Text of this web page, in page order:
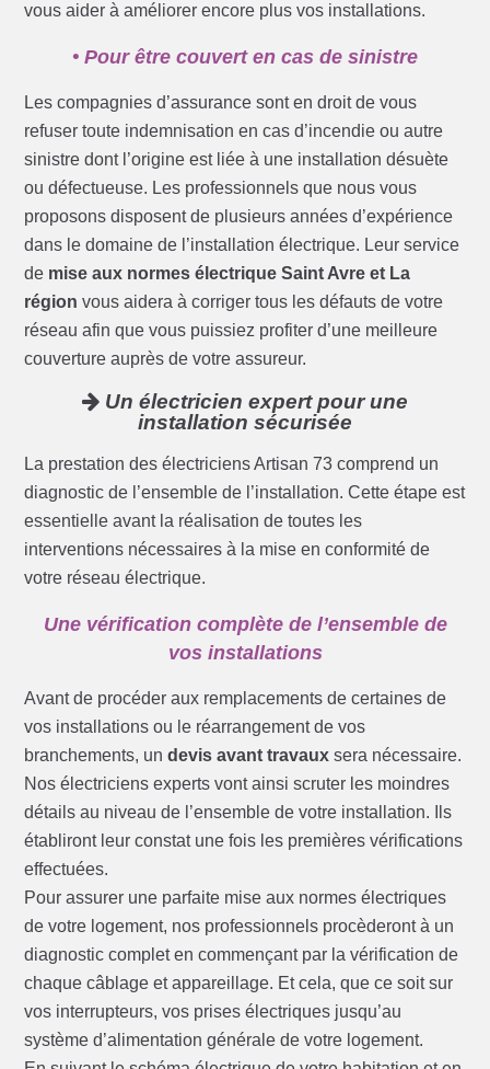
vous aider à améliorer encore plus vos installations.
• Pour être couvert en cas de sinistre
Les compagnies d’assurance sont en droit de vous
refuser toute indemnisation en cas d’incendie ou autre
sinistre dont l’origine est liée à une installation désuète
ou défectueuse. Les professionnels que nous vous
proposons disposent de plusieurs années d’expérience
dans le domaine de l’installation électrique. Leur service
de mise aux normes électrique Saint Avre et La
région vous aidera à corriger tous les défauts de votre
réseau afin que vous puissiez profiter d’une meilleure
couverture auprès de votre assureur.
Un électricien expert pour une
installation sécurisée
La prestation des électriciens Artisan 73 comprend un
diagnostic de l’ensemble de l’installation. Cette étape est
essentielle avant la réalisation de toutes les
interventions nécessaires à la mise en conformité de
votre réseau électrique.
Une vérification complète de l’ensemble de
vos installations
Avant de procéder aux remplacements de certaines de
vos installations ou le réarrangement de vos
branchements, undevis avant travaux sera nécessaire.
Nos électriciens experts vont ainsi scruter les moindres
détails au niveau de l’ensemble de votre installation. Ils
établiront leur constat une fois les premières vérifications
effectuées.
Pour assurer une parfaite mise aux normes électriques
de votre logement, nos professionnels procèderont à un
diagnostic complet en commençant par la vérification de
chaque câblage et appareillage. Et cela, que ce soit sur
vos interrupteurs, vos prises électriques jusqu’au
système d’alimentation générale de votre logement.